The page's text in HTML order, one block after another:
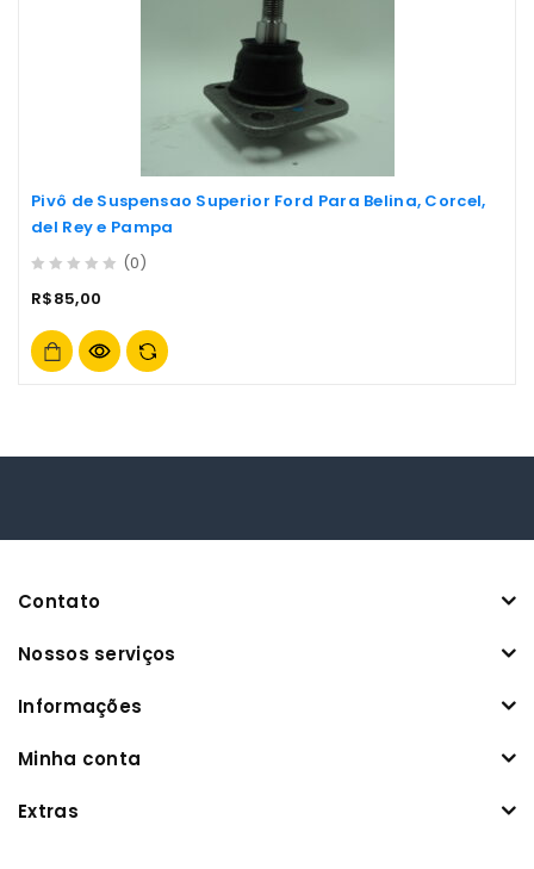
Pivô de Suspensao Superior Ford Para Belina, Corcel,
del Rey e Pampa
out
5
(0)
R$85,00
Contato
Nossos serviços
Informações
Minha conta
Extras